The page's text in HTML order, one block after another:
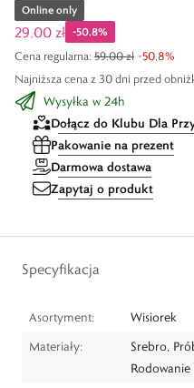
Online only
29,00 zł -50,8%
Najniższa cena z 30 dni przed
Cena regularna: 59,00 zł -50,8%
Wysyłka w 24h
Dołącz do Klubu Dla
Pakowanie na prezent
Darmowa dostawa
Zapytaj o produkt
Specyfikacja
Asortyment:
Wisiorek
Materiały:
Srebro,
Rodowanie